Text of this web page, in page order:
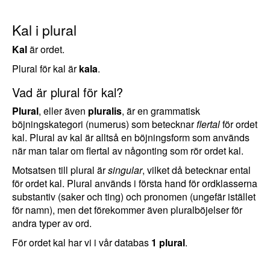
Kal i plural
Kalär ordet.
Plural för kal ärkala.
Vad är plural för kal?
Plural, eller även pluralis, är en grammatisk
böjningskategori (numerus) som betecknarflertalför ordet
kal. Plural av kal är alltså en böjningsform som används
när man talar om flertal av någonting som rör ordet kal.
Motsatsen till plural ärsingular, vilket då betecknar ental
för ordet kal. Plural används i första hand för ordklasserna
substantiv (saker och ting) och pronomen (ungefär istället
för namn), men det förekommer även pluralböjelser för
andra typer av ord.
För ordet kal har vi i vår databas 1 plural.